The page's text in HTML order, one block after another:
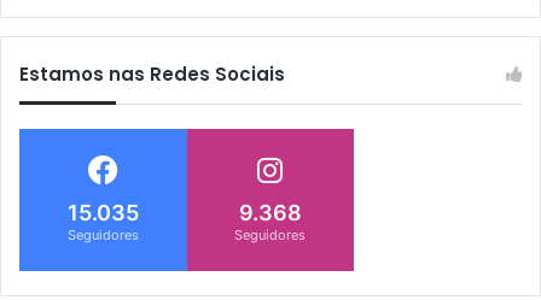
Estamos nas Redes Sociais
15.035
Seguidores
9.368
Seguidores